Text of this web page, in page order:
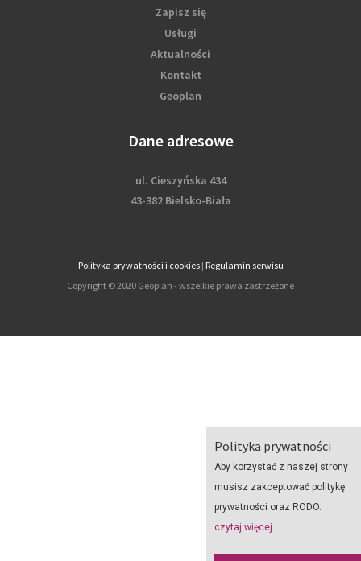
Polityka prywatności
Aby korzystać z naszej strony
musisz zakceptować politykę
prywatności oraz RODO.
czytaj więcej
Zapisz się
Usługi
Aktualności
Kontakt
Geoplan
Dane adresowe
ul. Cieszyńska 434
43-382 Bielsko-Biała
Polityka prywatności i cookies| Regulamin serwisu
Copyright © 2020 Geoplan - wszelkie prawa zastrzeżone